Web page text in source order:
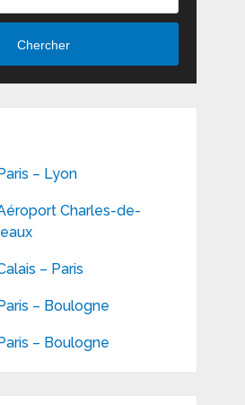
Chercher
– Lyon
Charles-de-
– Paris
– Boulogne
– Boulogne